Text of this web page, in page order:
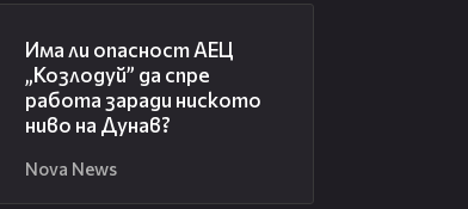
Има ли опасност АЕЦ
„Козлодуй” да спре
работа заради ниското
ниво на Дунав?
Nova News